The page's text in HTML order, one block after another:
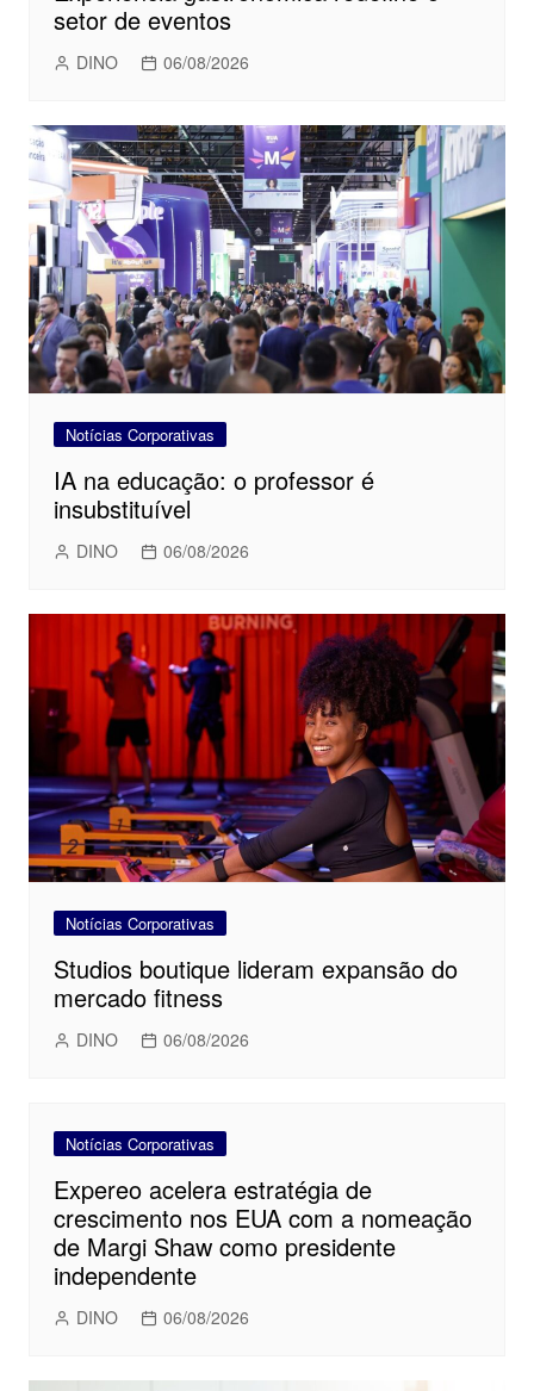
setor de eventos
DINO 06/08/2026
Notícias Corporativas
IA na educação: o professor é
insubstituível
DINO 06/08/2026
Notícias Corporativas
Studios boutique lideram expansão do
mercado fitness
DINO 06/08/2026
Notícias Corporativas
Expereo acelera estratégia de
crescimento nos EUA com a nomeação
de Margi Shaw como presidente
independente
DINO 06/08/2026